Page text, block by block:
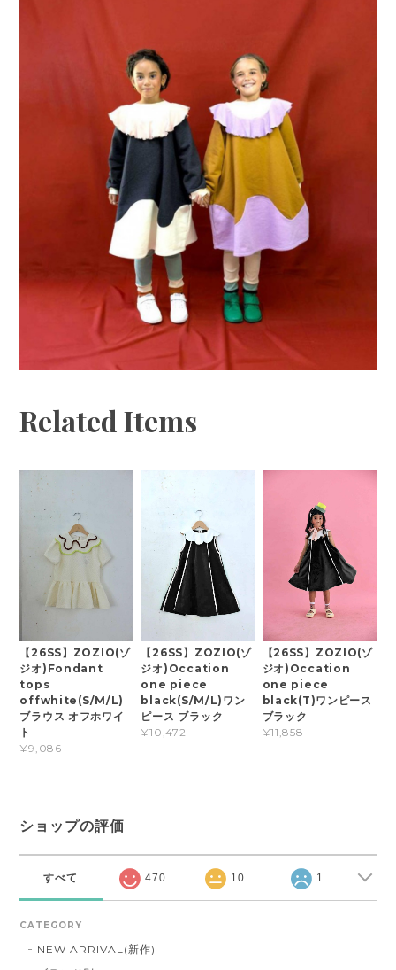
Related Items
【26SS】ZOZIO(ゾ
ジオ)Fondant
tops
offwhite(S/M/L)
ブラウス オフホワイ
ト
¥9,086
【26SS】ZOZIO(ゾ
ジオ)Occation
one piece
black(S/M/L)ワン
ピース ブラック
¥10,472
【26SS】ZOZIO(ゾ
ジオ)Occation
one piece
black(T)ワンピース
ブラック
¥11,858
ショップの評価
すべて 470 10 1
CATEGORY
NEW ARRIVAL(新作)